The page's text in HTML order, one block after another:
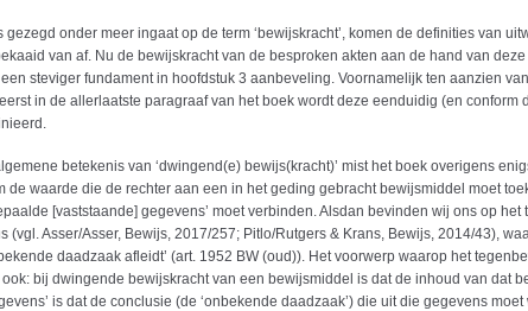
gezegd onder meer ingaat op de term ‘bewijskracht’, komen de definities van
van af. Nu de bewijskracht van de besproken akten aan de hand van
steviger fundament in hoofdstuk 3 aanbeveling. Voornamelijk ten aanzien
in de allerlaatste paragraaf van het boek wordt deze eenduidig (en
betekenis van ‘dwingend(e) bewijs(kracht)’ mist het boek overigens
de waarde die de rechter aan een in het geding gebracht bewijsmiddel moet
[vaststaande] gegevens’ moet verbinden. Alsdan bevinden wij ons op
(vgl. Asser/Asser, Bewijs, 2017/257; Pitlo/Rutgers & Krans, Bewijs, 2014/43),
daadzaak afleidt’ (art. 1952 BW (oud)). Het voorwerp waarop het
bij dwingende bewijskracht van een bewijsmiddel is dat de inhoud van dat
is dat de conclusie (de ‘onbekende daadzaak’) die uit die gegevens